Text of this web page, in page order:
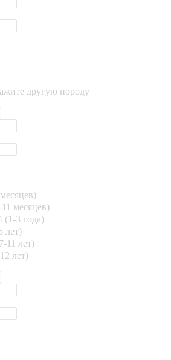
другую породу
месяцев)
3 года)
лет)
11 лет)
лет)